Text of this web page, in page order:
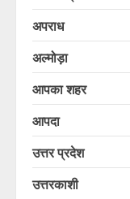
अपराध
अल्मोड़ा
आपका शहर
आपदा
उत्तर प्रदेश
उत्तरकाशी